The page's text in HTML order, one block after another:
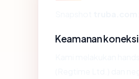
Keamanan koneksi